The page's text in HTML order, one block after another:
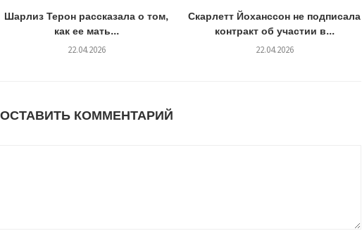
Шарлиз Терон рассказала о том,
как ее мать...
22.04.2026
Скарлетт Йоханссон не подписала
контракт об участии в...
22.04.2026
ОСТАВИТЬ КОММЕНТАРИЙ